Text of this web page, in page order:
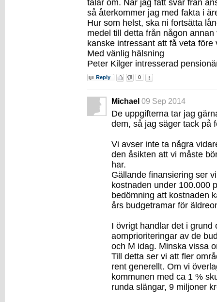
talar om. När jag fått svar från
så återkommer jag med fakta i
Hur som helst, ska ni fortsätta
medel till detta från någon
kanske intressant att få veta före
Med vänlig hälsning
Peter Kilger intresserad
Reply 0
Michael 09 Sep 2014
De uppgifterna tar jag
dem, så jag säger tack på
Vi avser inte ta några
den åsikten att vi måste
har.
Gällande finansiering ser
kostnaden under 100.000
bedömning att kostnaden
års budgetramar för
I övrigt handlar det i grund
aomprioriteringar av de
och M idag. Minska vissa
Till detta ser vi att fler
rent generellt. Om vi
kommunen med ca 1 %
runda slängar, 9 miljoner